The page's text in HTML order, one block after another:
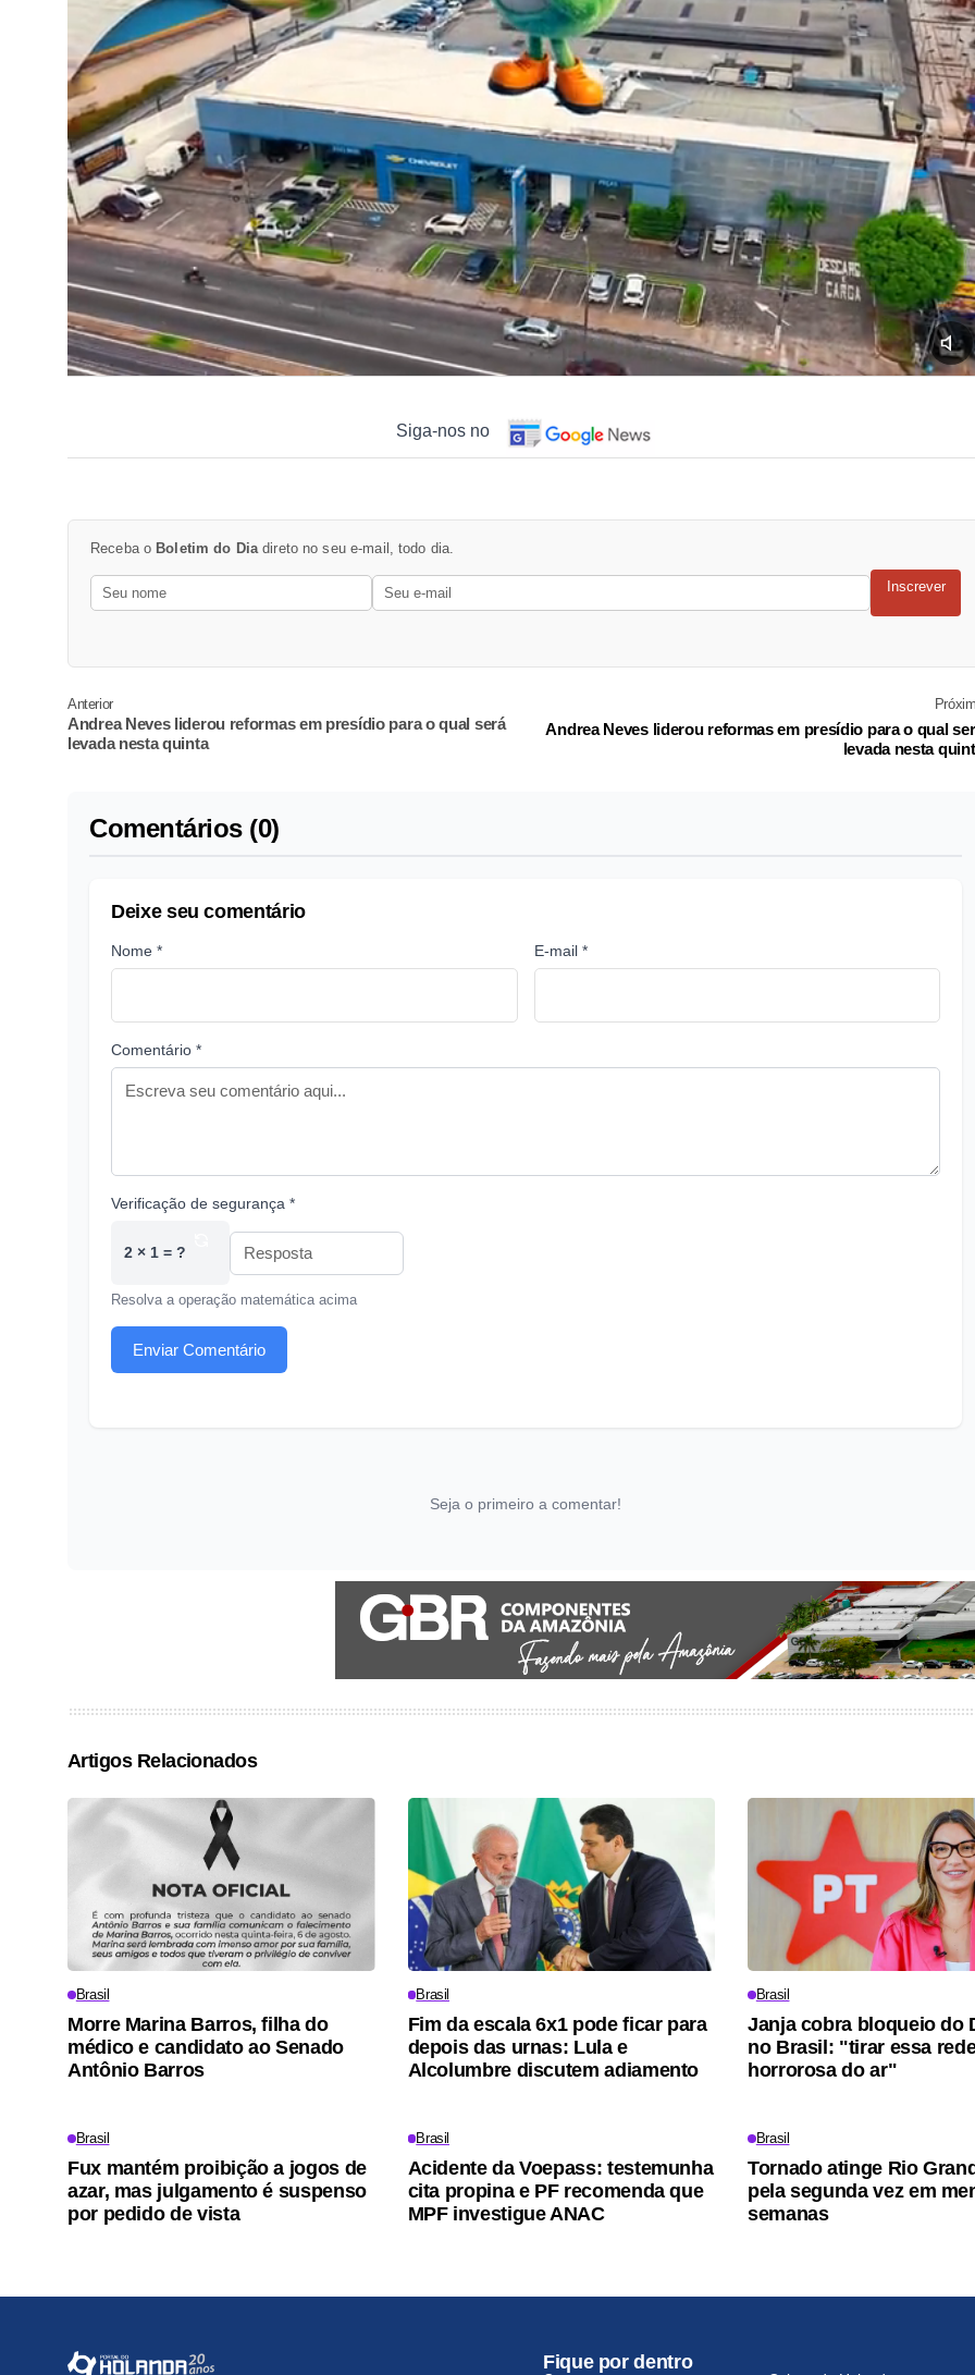
Siga-nos no
Receba o Boletim do Diadireto no seu e-mail, todo dia.
Inscrever
Anterior
Andrea Neves liderou reformas em presídio para o qual será
levada nesta quinta
Andrea Neves liderou reformas em presídio para o qual
levada nesta
Comentários (0)
Deixe seu comentário
Nome * E-mail *
Comentário *
Verificação de segurança *
2 × 1 = ?
Resolva a operação matemática acima
Enviar Comentário
Seja o primeiro a comentar!
Artigos Relacionados
Brasil
Morre Marina Barros, filha do
médico e candidato ao Senado
Antônio Barros
Brasil
Fim da escala 6x1 pode ficar para
depois das urnas: Lula e
Alcolumbre discutem adiamento
Brasil
Janja cobra bloqueio do
no Brasil: "tirar essa
horrorosa do ar"
Brasil
Fux mantém proibição a jogos de
azar, mas julgamento é suspenso
por pedido de vista
Brasil
Acidente da Voepass: testemunha
cita propina e PF recomenda que
MPF investigue ANAC
Brasil
Tornado atinge Rio
pela segunda vez em
semanas
Fique por dentro